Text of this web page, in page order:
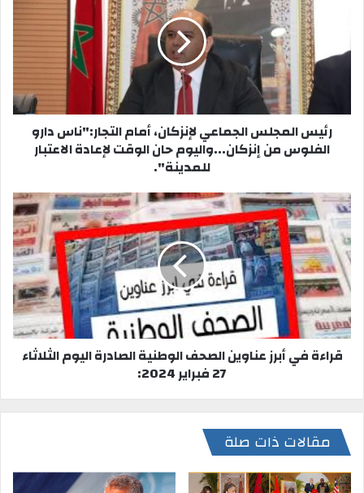
ا
ل
و
ي
ب
ك
رئيس المجلس الجماعي لإنزكان، أمام التجار:"ناس دارو
الفلوس من إنزكان...واليوم حان الوقت لإعادة الاعتبار
للمدينة".
قراءة في أبرز عناوين الصحف الوطنية الصادرة اليوم الثلاثاء
27 فبراير 2024:
مقالات ذات صلة